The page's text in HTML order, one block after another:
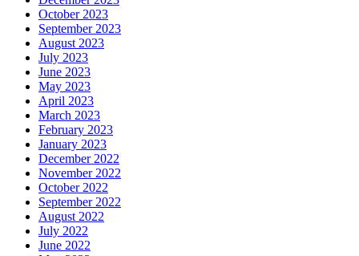
October 2023
September 2023
August 2023
July 2023
June 2023
May 2023
April 2023
March 2023
February 2023
January 2023
December 2022
November 2022
October 2022
September 2022
August 2022
July 2022
June 2022